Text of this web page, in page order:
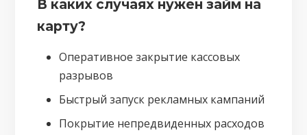
В каких случаях нужен займ на
карту?
Оперативное закрытие кассовых
разрывов
Быстрый запуск рекламных кампаний
Покрытие непредвиденных расходов